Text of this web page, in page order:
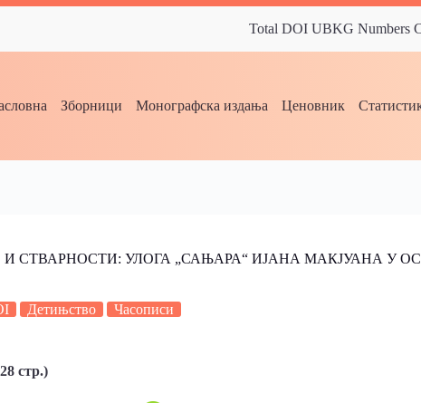
Total DOI UBKG Numbers
Зборници Монографска издања Ценовник
СТВАРНОСТИ: УЛОГА „САЊАРА“ ИЈАНА МАКЈУАНА У
Детињство Часописи
стр.)